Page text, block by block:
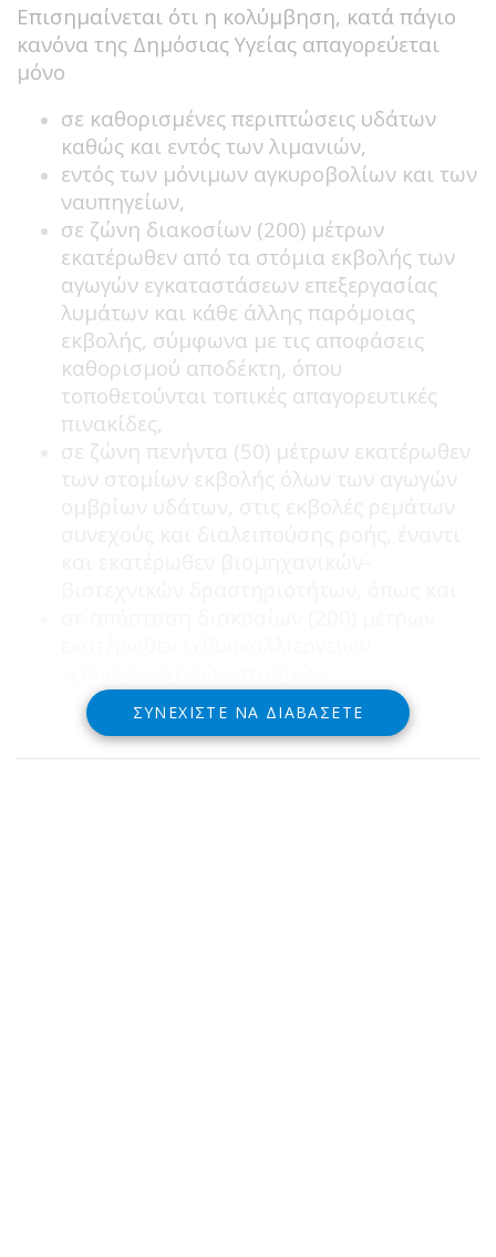
Επισημαίνεται ότι η κολύμβηση, κατά πάγιο
κανόνα της Δημόσιας Υγείας απαγορεύεται
μόνο
σε καθορισμένες περιπτώσεις υδάτων
καθώς και εντός των λιμανιών,
εντός των μόνιμων αγκυροβολίων και των
ναυπηγείων,
σε ζώνη διακοσίων (200) μέτρων
εκατέρωθεν από τα στόμια εκβολής των
αγωγών εγκαταστάσεων επεξεργασίας
λυμάτων και κάθε άλλης παρόμοιας
εκβολής, σύμφωνα με τις αποφάσεις
καθορισμού αποδέκτη, όπου
τοποθετούνται τοπικές απαγορευτικές
πινακίδες,
σε ζώνη πενήντα (50) μέτρων εκατέρωθεν
των στομίων εκβολής όλων των αγωγών
ΣΥΝΕΧΊΣΤΕ ΝΑ ΔΙΑΒΆΣΕΤΕ